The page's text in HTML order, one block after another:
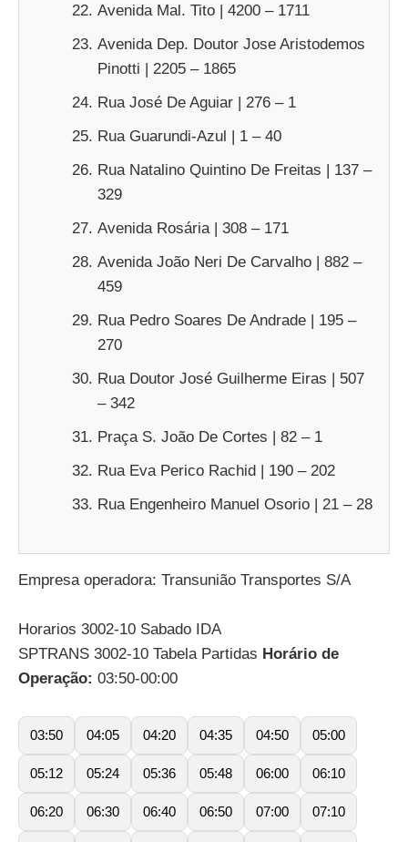
Avenida Mal. Tito | 4200 – 1711
Avenida Dep. Doutor Jose Aristodemos
Pinotti | 2205 – 1865
Rua José De Aguiar | 276 – 1
Rua Guarundi-Azul | 1 – 40
Rua Natalino Quintino De Freitas | 137 –
329
Avenida Rosária | 308 – 171
Avenida João Neri De Carvalho | 882 –
459
Rua Pedro Soares De Andrade | 195 –
270
Rua Doutor José Guilherme Eiras | 507
– 342
Praça S. João De Cortes | 82 – 1
Rua Eva Perico Rachid | 190 – 202
Rua Engenheiro Manuel Osorio | 21 – 28
Empresa operadora: Transunião Transportes S/A
Horarios 3002-10 Sabado IDA
SPTRANS 3002-10 Tabela Partidas Horário de
Operação: 03:50-00:00
03:50 04:05 04:20 04:35 04:50 05:00
05:12 05:24 05:36 05:48 06:00 06:10
06:20 06:30 06:40 06:50 07:00 07:10